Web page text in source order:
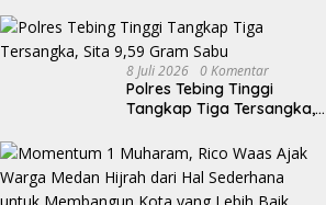
Taduan dari Sedimentasi
Tebal
8 Juli 2026 0 Komentar
Polres Tebing Tinggi
Tangkap Tiga Tersangka,